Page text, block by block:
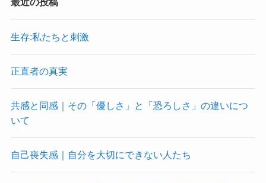
生存:私たちと刺激
正直者の真実
共感と同感｜その「優しさ」と「恐ろしさ」の違いにつ
いて
自己喪失感｜自分を大切にできない人たち